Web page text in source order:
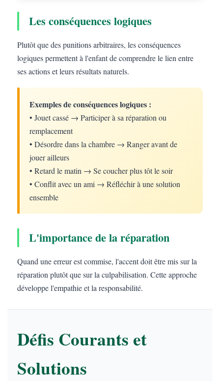
Les conséquences logiques
Plutôt que des punitions arbitraires, les conséquences
logiques permettent à l'enfant de comprendre le lien entre
ses actions et leurs résultats naturels.
Exemples de conséquences logiques :
• Jouet cassé → Participer à sa réparation ou
remplacement
• Désordre dans la chambre → Ranger avant de
jouer ailleurs
• Retard le matin → Se coucher plus tôt le soir
• Conflit avec un ami → Réfléchir à une solution
ensemble
L'importance de la réparation
Quand une erreur est commise, l'accent doit être mis sur la
réparation plutôt que sur la culpabilisation. Cette approche
développe l'empathie et la responsabilité.
Défis Courants et
Solutions